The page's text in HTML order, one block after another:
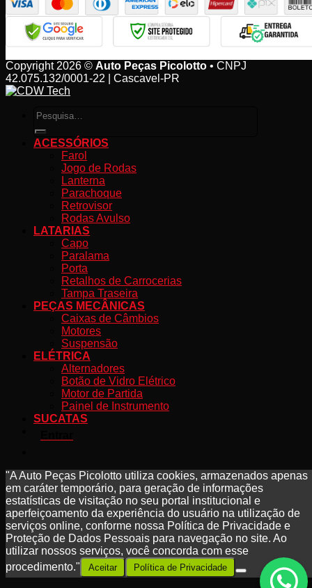
Copyright 2026 © Auto Peças Picolotto • CNPJ
42.075.132/0001-22 | Cascavel-PR
Pesquisar
por:
ACESSÓRIOS
Farol
Jogo de Rodas
Lanterna
Parachoque
Retrovisor
Rodas Avulso
LATARIAS
Capo
Paralama
Porta
Retalhos de Carrocerias
Tampa Traseira
PEÇAS MECÂNICAS
Caixas de Câmbios
Motores
Suspensão
ELÉTRICA
Alternadores
Botão de Vidro Elétrico
Motor de Partida
Painel de Instrumento
SUCATAS
"A Auto Peças Picolotto utiliza cookies, armazenados apenas
em caráter temporário, para geração de informações
estatísticas de visitação no seu portal institucional e
aperfeiçoamento da experiência do usuário na utilização de
serviços online, conforme nossa Política de Privacidade e
Proteção de Dados Pessoais para navegação no site. Ao
utilizar nossos serviços, você concorda com esse
procedimento."
Aceitar Política de Privacidade